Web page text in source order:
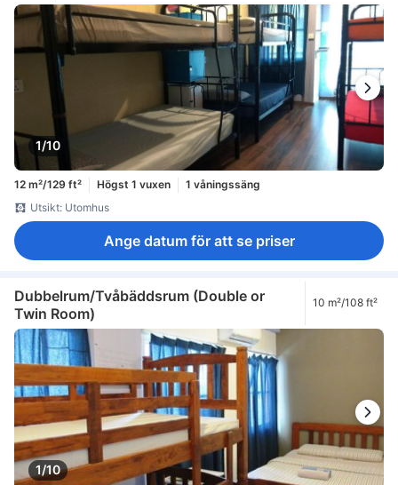
1/10
12 m²/129 ft² Högst 1 vuxen
1 våningssäng
Utsikt: Utomhus
Ange datum för att se priser
Dubbelrum/Tvåbäddsrum (Double or
Twin Room)
10 m²/108 ft²
1/10